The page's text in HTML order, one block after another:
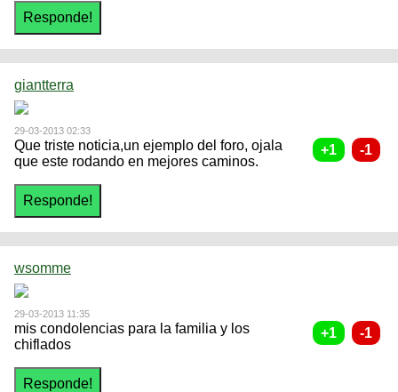
giantterra
29-03-2013 02:33
Que triste noticia,un ejemplo del foro, ojala
que este rodando en mejores caminos.
wsomme
29-03-2013 11:35
mis condolencias para la familia y los
chiflados